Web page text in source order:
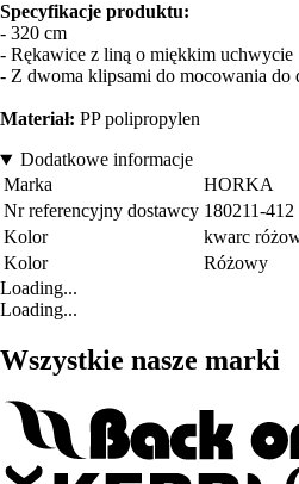
Specyfikacje produktu:
- 320 cm
- Rękawice z liną o miękkim uchwycie
- Z dwoma klipsami do mocowania do
Materiał: PP polipropylen
Dodatkowe informacje
Marka
HORKA
Nr referencyjny dostawcy 180211-412
Kolor
kwarc
Kolor
Różowy
Loading...
Loading...
Wszystkie nasze marki